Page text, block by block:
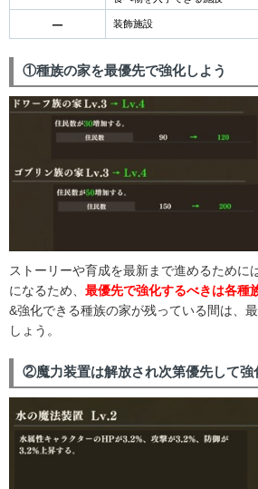
– 装飾施設
①種族の家を最優先で強化しよう
ストーリーや育成を最新まで進めるために
になるため、 最優先で強化するべきは各種
&強化できる種族の家が残っている間は、
しょう。
②魔力装置は解放され次第優先して強